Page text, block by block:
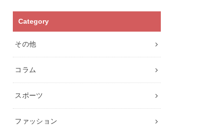
Category
その他
コラム
スポーツ
ファッション